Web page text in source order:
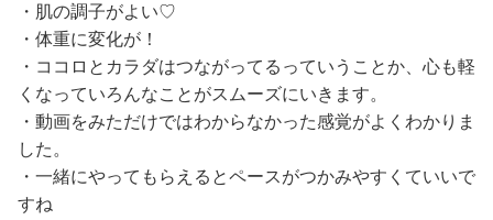
・肌の調子がよい♡
・体重に変化が！
・ココロとカラダはつながってるっていうことか、心も軽
くなっていろんなことがスムーズにいきます。
・動画をみただけではわからなかった感覚がよくわかりま
した。
・一緒にやってもらえるとペースがつかみやすくていいで
すね